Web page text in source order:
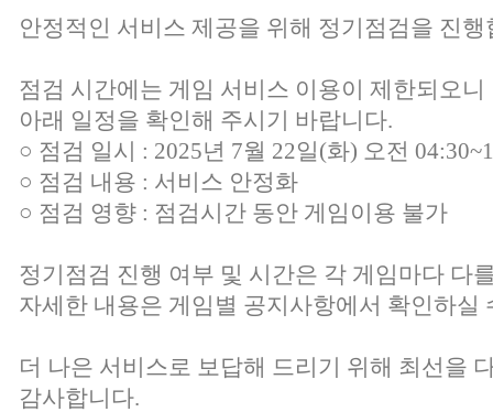
안정적인 서비스 제공을 위해 정기점검을 진행
점검 시간에는 게임 서비스 이용이 제한되오니
아래 일정을 확인해 주시기 바랍니다.
○ 점검 일시 : 2025년 7월 22일(화) 오전
○ 점검 내용 : 서비스 안정화
○ 점검 영향 : 점검시간 동안 게임이용 불가
정기점검 진행 여부 및 시간은 각 게임마다 다
자세한 내용은 게임별 공지사항에서 확인하실
더 나은 서비스로 보답해 드리기 위해 최선을
감사합니다.